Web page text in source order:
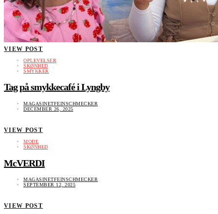
VIEW POST
OPLEVELSER
SKØNHED
SMYKKER
Tag på smykkecafé i Lyngby
MAGASINETFEINSCHMECKER
DECEMBER 26, 2025
VIEW POST
MODE
SKØNHED
McVERDI
MAGASINETFEINSCHMECKER
SEPTEMBER 12, 2025
VIEW POST